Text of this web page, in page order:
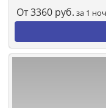
От3360 руб. за 1